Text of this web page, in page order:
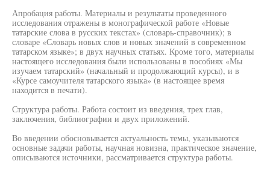
Апробация работы. Материалы и результаты проведенного
исследования отражены в монографической работе «Новые
татарские слова в русских текстах» (словарь-справочник); в
словаре «Словарь новых слов и новых значений в современном
татарском языке»; в двух научных статьях. Кроме того, материалы
настоящего исследования были использованы в пособиях «Мы
изучаем татарский» (начальный и продолжающий курсы), и в
«Курсе самоучителя татарского языка» (в настоящее время
находится в печати).
Структура работы. Работа состоит из введения, трех глав,
заключения, библиографии и двух приложений.
Во введении обосновывается актуальность темы, указываются
основные задачи работы, научная новизна, практическое значение,
описываются источники, рассматривается структура работы.